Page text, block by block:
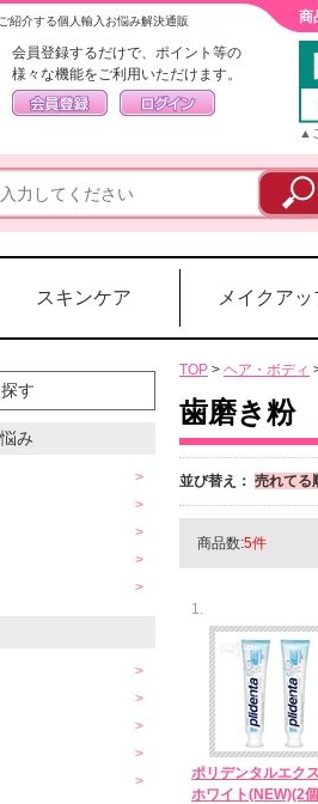
紹介する個人輸入お悩み解決通販 商
会員登録するだけで、ポイント等の
様々な機能をご利用いただけます。
▲
スキンケア メイクアッ
す
み
TOP > ヘア・ボディ
歯磨き粉
並び替え： 売れてる
商品数:5件
1.
ポリデンタルエク
ホワイト(NEW)(2